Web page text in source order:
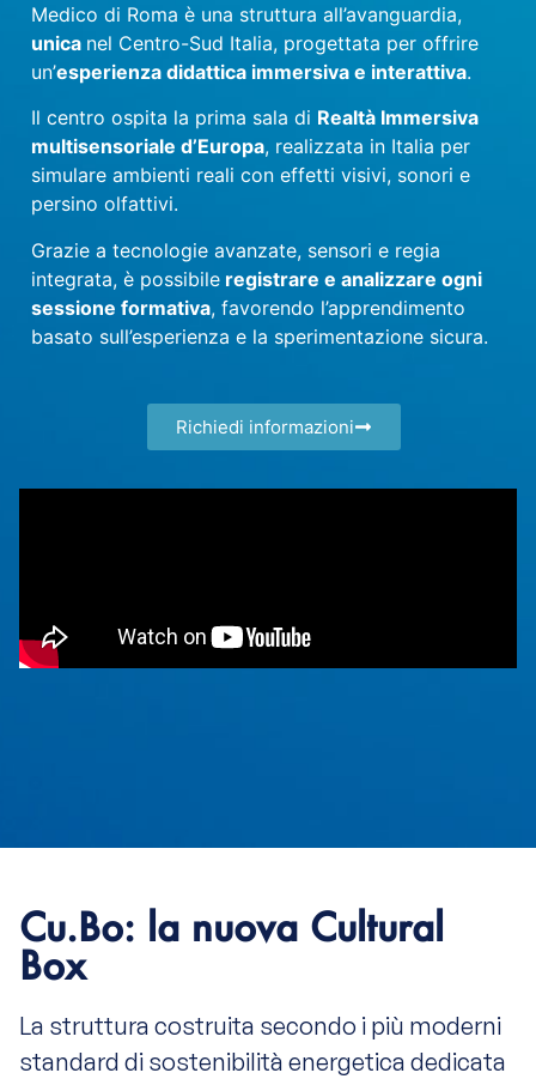
Medico di Roma è una struttura all’avanguardia,
unica nel Centro-Sud Italia, progettata per offrire
un’esperienza didattica immersiva e interattiva.
Il centro ospita la prima sala di Realtà Immersiva
multisensoriale d’Europa, realizzata in Italia per
simulare ambienti reali con effetti visivi, sonori e
persino olfattivi.
Grazie a tecnologie avanzate, sensori e regia
integrata, è possibile registrare e analizzare ogni
sessione formativa, favorendo l’apprendimento
basato sull’esperienza e la sperimentazione sicura.
Richiedi informazioni
Cu.Bo: la nuova Cultural
Box
La struttura costruita secondo i più moderni
standard di sostenibilità energetica dedicata